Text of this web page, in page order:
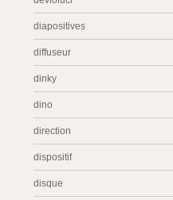
diapositives
diffuseur
dinky
dino
direction
dispositif
disque